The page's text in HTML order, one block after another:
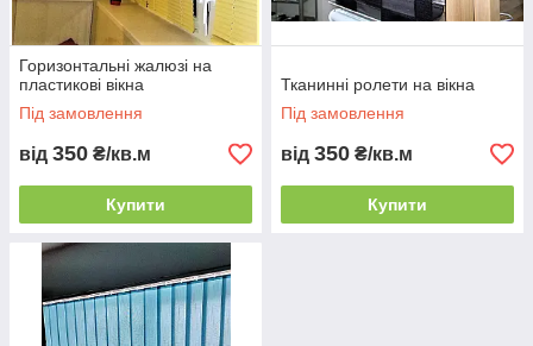
Універсальні жалюзі на вікна: замовити
вироби на будь-який смак
Внашій
можна
ві моделі
віконних
комплект
уючих,
володіют
Горизонтальні жалюзі на
пластикові вікна
Під замовлення
від 350 ₴/кв.м
Купити
Тканинні ролети на вікна
Під замовлення
від 350 ₴/кв.м
Купити